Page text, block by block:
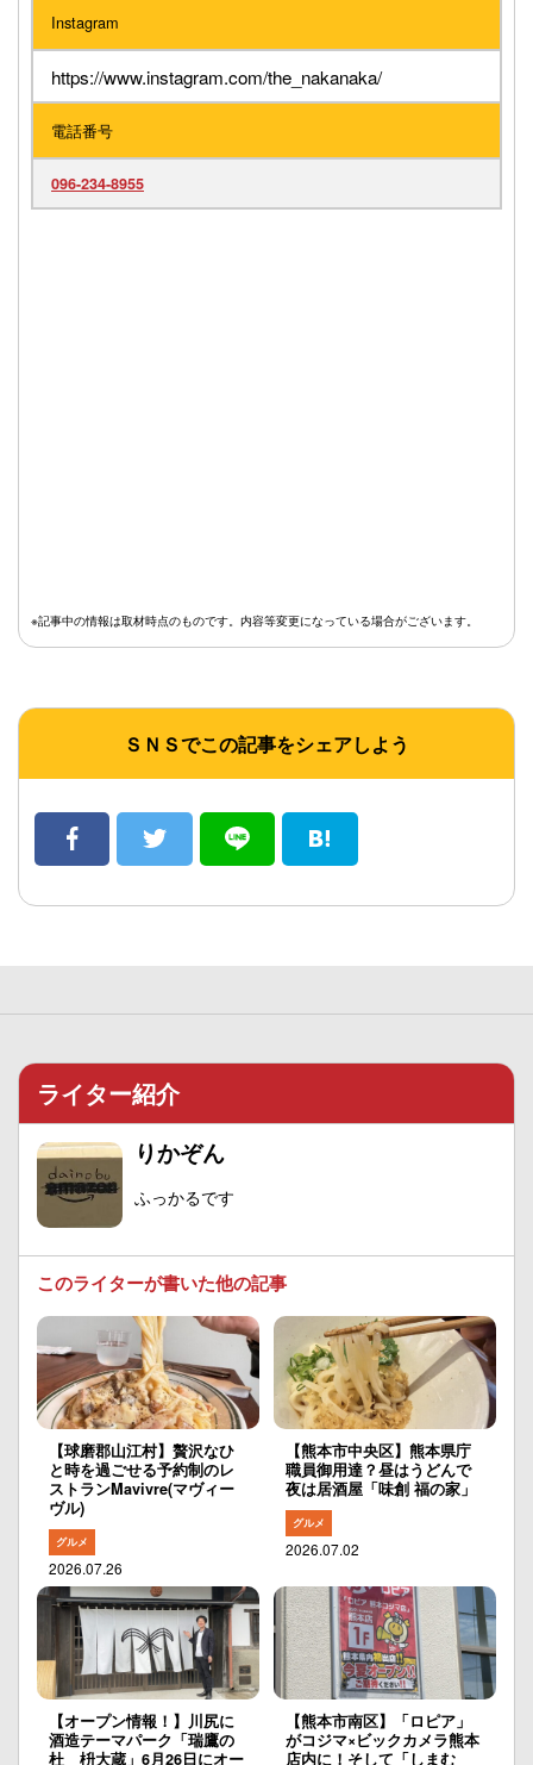
Instagram
https://www.instagram.com/the_nakanaka/
電話番号
096-234-8955
※記事中の情報は取材時点のものです。内容等変更になっている場合がございます。
ＳＮＳでこの記事をシェアしよう
ライター紹介
りかぞん
ふっかるです
このライターが書いた他の記事
【球磨郡山江村】贅沢なひ
と時を過ごせる予約制のレ
ストランMavivre(マヴィー
ヴル)
グルメ
2026.07.26
【熊本市中央区】熊本県庁
職員御用達？昼はうどんで
夜は居酒屋「味創 福の家」
グルメ
2026.07.02
【オープン情報！】川尻に
酒造テーマパーク「瑞鷹の
杜 枡大蔵」6月26日にオー
【熊本市南区】「ロピア」
がコジマ×ビックカメラ熊本
店内に！そして「しまむ